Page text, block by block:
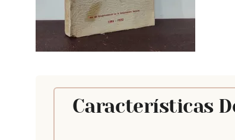
Características